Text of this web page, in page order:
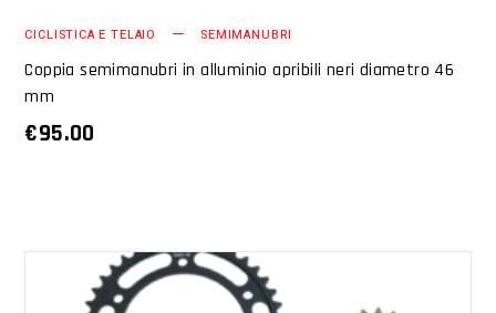
CICLISTICA E TELAIO SEMIMANUBRI
Coppia semimanubri in alluminio apribili neri diametro 46
mm
€95.00